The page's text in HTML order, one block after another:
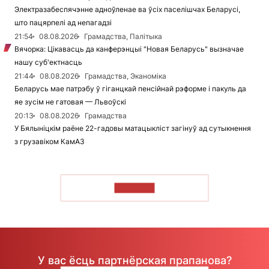
Электразабеспячэнне адноўленае ва ўсіх паселішчах Беларусі,
што пацярпелі ад непагадзі
21:54
08.08.2026
Грамадства, Палітыка
Вячорка: Цікавасць да канферэнцыі "Новая Беларусь" вызначае
нашу суб'ектнасць
21:44
08.08.2026
Грамадства, Эканоміка
Беларусь мае патрэбу ў гіганцкай пенсійнай рэформе і пакуль да
яе зусім не гатовая — Львоўскі
20:13
08.08.2026
Грамадства
У Бялыніцкім раёне 22-гадовы матацыкліст загінуў ад сутыкнення
з грузавіком КамАЗ
У вас ёсць партнёрская прапанова?